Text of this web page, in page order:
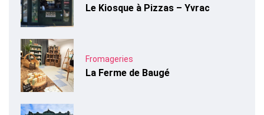
Le Kiosque à Pizzas – Yvrac
Fromageries
La Ferme de Baugé